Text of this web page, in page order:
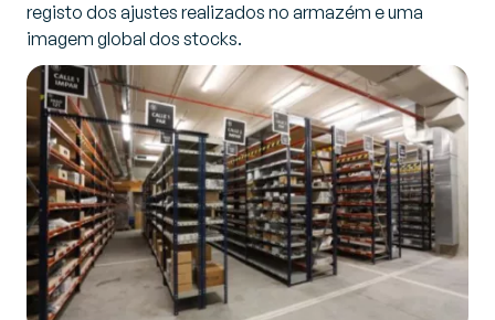
registo dos ajustes realizados no armazém e uma
imagem global dos stocks.